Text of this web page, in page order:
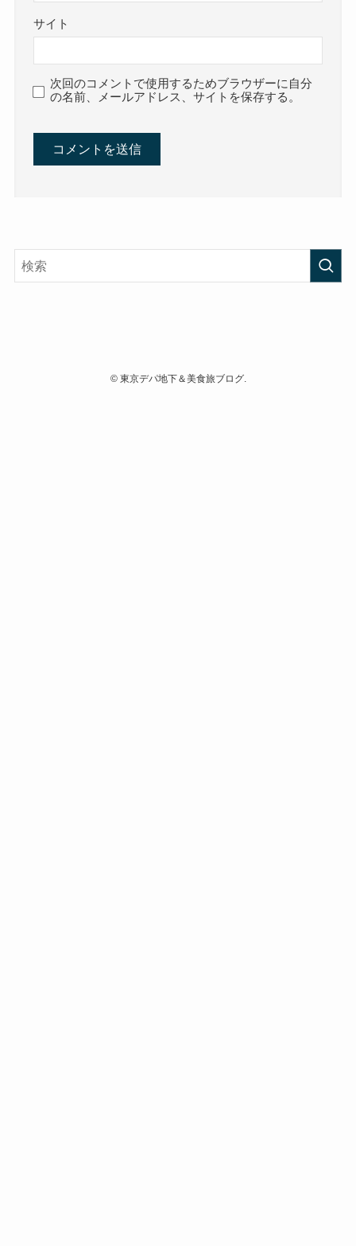
サイト
次回のコメントで使用するためブラウザーに自分
の名前、メールアドレス、サイトを保存する。
©東京デパ地下＆美食旅ブログ.